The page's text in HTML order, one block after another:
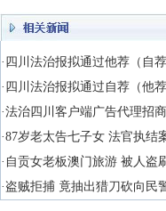
·四川法治报拟通过他荐（自
·四川法治报拟通过自荐（他
·法治四川客户端广告代理招
·87岁老太告七子女 法官执结
·自贡女老板澳门旅游 被人盗
·盗贼拒捕 竟抽出猎刀砍向